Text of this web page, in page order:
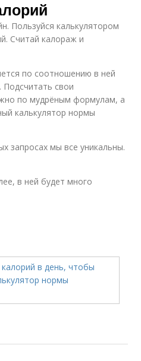
Пользуйся калькулятором
Считай калораж и
по соотношению в ней
свои
по мудрёным формулам, а
калькулятор нормы
запросах мы все уникальны.
в ней будет много